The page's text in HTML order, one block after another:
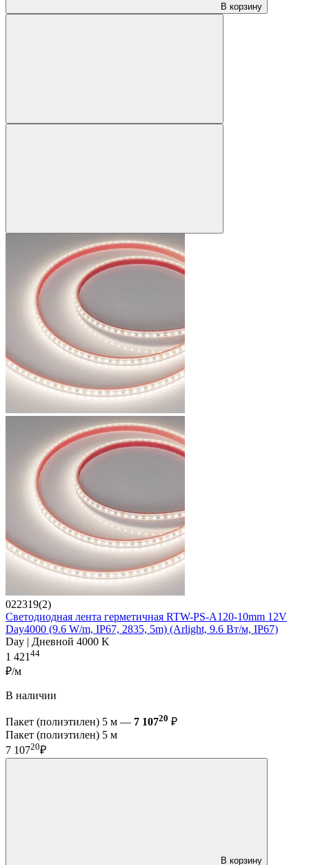
В корзину
022319(2)
Светодиодная лента герметичная RTW-PS-A120-10mm 12V
Day4000 (9.6 W/m, IP67, 2835, 5m) (Arlight, 9.6 Вт/м, IP67)
Day | Дневной 4000 K
1 421 44
₽/м
В наличии
Пакет (полиэтилен) 5 м — 7 10720 ₽
Пакет (полиэтилен) 5 м
7 10720₽
В корзину